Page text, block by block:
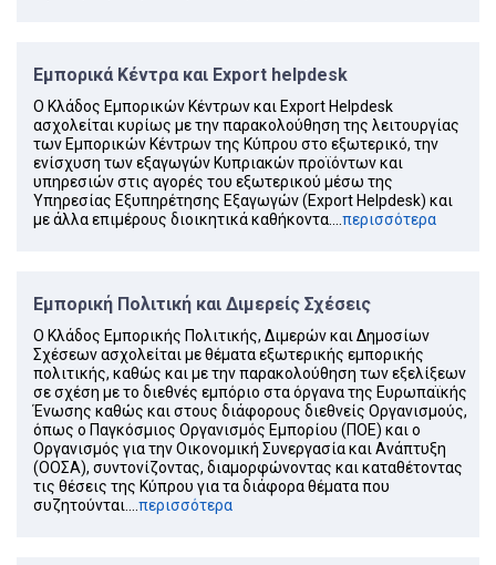
Εμπορικά Κέντρα και Export helpdesk
Ο Κλάδος Εμπορικών Κέντρων και Export Helpdesk
ασχολείται κυρίως με την παρακολούθηση της λειτουργίας
των Εμπορικών Κέντρων της Κύπρου στο εξωτερικό, την
ενίσχυση των εξαγωγών Κυπριακών προϊόντων και
υπηρεσιών στις αγορές του εξωτερικού μέσω της
Υπηρεσίας Εξυπηρέτησης Εξαγωγών (Export Helpdesk) και
με άλλα επιμέρους διοικητικά καθήκοντα.... περισσότερα
Εμπορική Πολιτική και Διμερείς Σχέσεις
Ο Κλάδος Εμπορικής Πολιτικής, Διμερών και Δημοσίων
Σχέσεων ασχολείται με θέματα εξωτερικής εμπορικής
πολιτικής, καθώς και με την παρακολούθηση των εξελίξεων
σε σχέση με το διεθνές εμπόριο στα όργανα της Ευρωπαϊκής
Ένωσης καθώς και στους διάφορους διεθνείς Οργανισμούς,
όπως ο Παγκόσμιος Οργανισμός Εμπορίου (ΠΟΕ) και ο
Οργανισμός για την Οικονομική Συνεργασία και Ανάπτυξη
(ΟΟΣΑ), συντονίζοντας, διαμορφώνοντας και καταθέτοντας
τις θέσεις της Κύπρου για τα διάφορα θέματα που
συζητούνται.... περισσότερα